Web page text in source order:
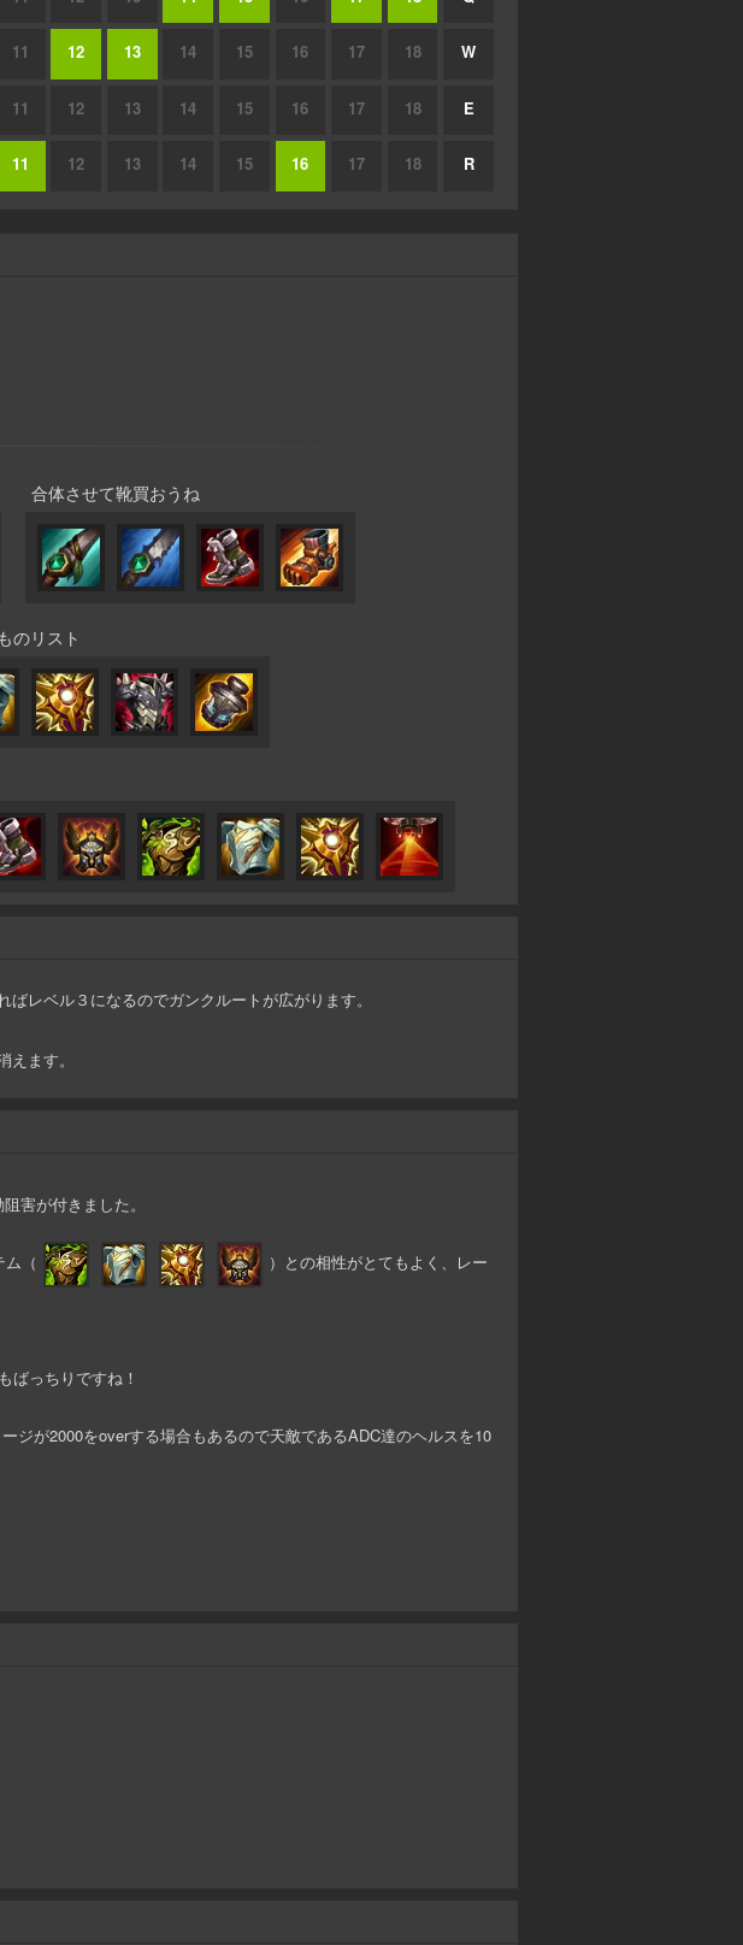
11 12 13 14 15 16 17 18 W
11 12 13 14 15 16 17 18 E
11 12 13 14 15 16 17 18 R
合体させて靴買おうね
のリスト
レベル３になるのでガンクルートが広がります。
ます。
害が付きました。
ム（ ）との相性がとてもよく、レー
ばっちりですね！
ジが2000をoverする場合もあるので天敵であるADC達のヘルスを10